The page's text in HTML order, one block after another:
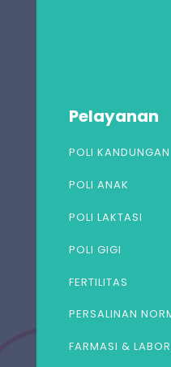
Pelayanan
POLI KANDUNGAN
POLI ANAK
POLI LAKTASI
POLI GIGI
FERTILITAS
PERSALINAN
FARMASI &